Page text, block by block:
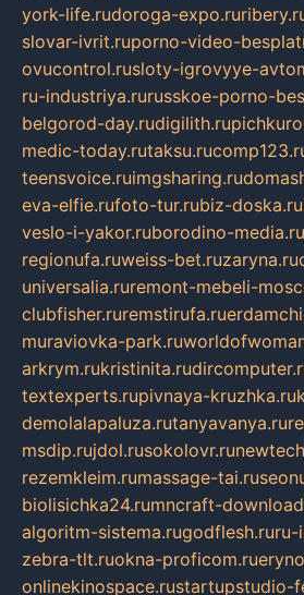
york-life.rudoroga-expo.ru
slovar-ivrit.ruporno-video-
ovucontrol.rusloty-igrovyye-
ru-industriya.rurusskoe-porno-
belgorod-day.rudigilith.ru
medic-today.rutaksu.ru
teensvoice.ruimgsharing.ru
eva-elfie.rufoto-tur.rubiz-doska.ru
veslo-i-yakor.ruborodino-media.ru
regionufa.ruweiss-bet.ruzaryna.ru
universalia.ruremont-mebeli-
clubfisher.ruremstirufa.ru
muraviovka-park.ru
arkrym.rukristinita.ru
textexperts.rupivnaya-kruzhka.ru
demolalapaluza.rutanyavanya.ru
msdip.rujdol.rusokolovr.ru
rezemkleim.rumassage-tai.ru
biolisichka24.rumncraft-
algoritm-sistema.rugodflesh.ruru-
zebra-tlt.ruokna-proficom.ru
onlinekinospace.rustartupstudio-